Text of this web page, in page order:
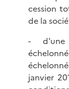
cession
de la
- d'une
janvier